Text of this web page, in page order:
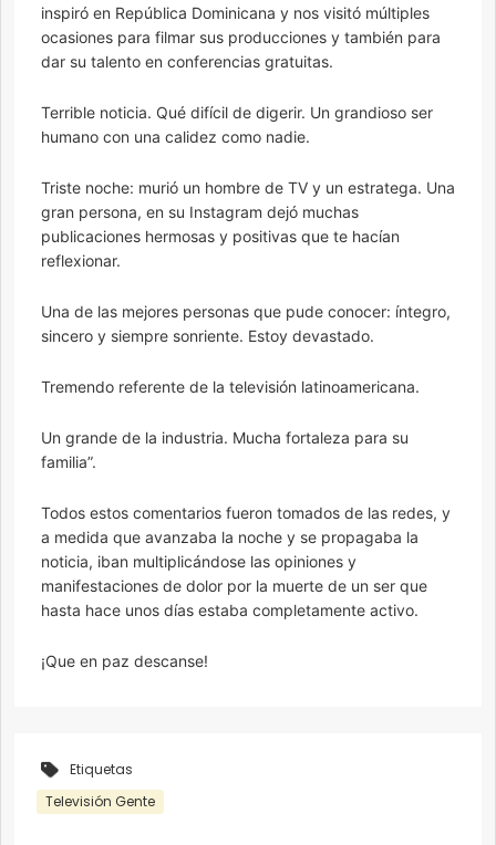
inspiró en República Dominicana y nos visitó múltiples
ocasiones para filmar sus producciones y también para
dar su talento en conferencias gratuitas.
Terrible noticia. Qué difícil de digerir. Un grandioso ser
humano con una calidez como nadie.
Triste noche: murió un hombre de TV y un estratega. Una
gran persona, en su Instagram dejó muchas
publicaciones hermosas y positivas que te hacían
reflexionar.
Una de las mejores personas que pude conocer: íntegro,
sincero y siempre sonriente. Estoy devastado.
Tremendo referente de la televisión latinoamericana.
Un grande de la industria. Mucha fortaleza para su
familia”.
Todos estos comentarios fueron tomados de las redes, y
a medida que avanzaba la noche y se propagaba la
noticia, iban multiplicándose las opiniones y
manifestaciones de dolor por la muerte de un ser que
hasta hace unos días estaba completamente activo.
¡Que en paz descanse!
Etiquetas
Televisión Gente